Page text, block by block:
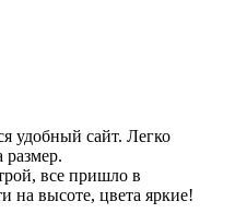
удобный сайт. Легко
размер.
все пришло в
на высоте, цвета яркие!